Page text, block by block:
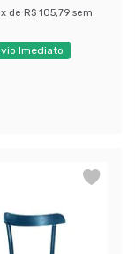
x de R$ 105,79 sem
Imediato